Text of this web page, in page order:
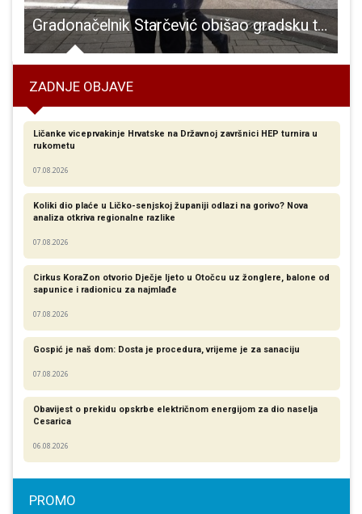
Gradonačelnik Starčević obišao gradsku tržnicu i nekoliko prometno kritičnih točaka
ZADNJE OBJAVE
Ličanke viceprvakinje Hrvatske na Državnoj završnici HEP turnira u
rukometu
07.08.2026
Koliki dio plaće u Ličko-senjskoj županiji odlazi na gorivo? Nova
analiza otkriva regionalne razlike​
07.08.2026
Cirkus KoraZon otvorio Dječje ljeto u Otočcu uz žonglere, balone od
sapunice i radionicu za najmlađe
07.08.2026
Gospić je naš dom: Dosta je procedura, vrijeme je za sanaciju
07.08.2026
Obavijest o prekidu opskrbe električnom energijom za dio naselja
Cesarica
06.08.2026
PROMO